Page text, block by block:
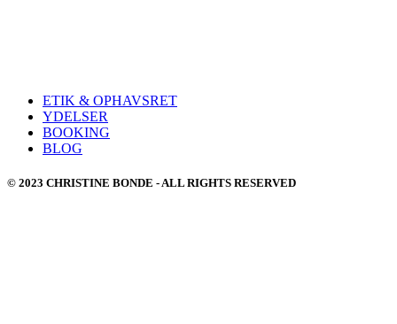
ETIK & OPHAVSRET
YDELSER
BOOKING
BLOG
© 2023 CHRISTINE BONDE - ALL RIGHTS RESERVED